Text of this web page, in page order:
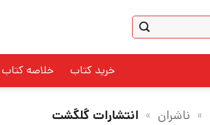
خرید کتاب خلاصه کتاب
» ناشران » انتشارات گلگشت